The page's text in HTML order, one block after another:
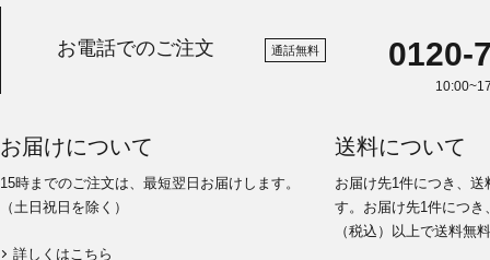
お電話でのご注文 通話無料 0120-
お届けについて
15時までのご注文は、最短翌日お届けします。
（土日祝日を除く）
詳しくはこちら
送料について
お届け先1件につき、
す。お届け先1件につき
（税込）以上で送料無